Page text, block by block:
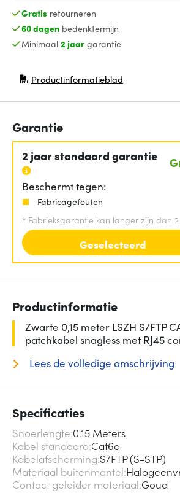
Gratis retourneren
60 dagenbedenktermijn
Minimaal 2 jaargarantie
Productinformatieblad
(opent in nieuw venster)
Garantie
2 jaar standaard garantie
Beschermt tegen:
Fabricagefouten
* Fabrieksgarantie kan langer zijn dan
Geselecteerd
Productinformatie
Zwarte 0,15 meter LSZH S/FTP
patchkabel snagless met RJ45
Lees de volledige omschrijving
Specificaties
Snoerlengte 0.15 Meters
Kabel standaard Cat6a
Kabelafscherming S/FTP (S-STP)
Materiaal buitenmantel
Contact geleider materiaal Goud